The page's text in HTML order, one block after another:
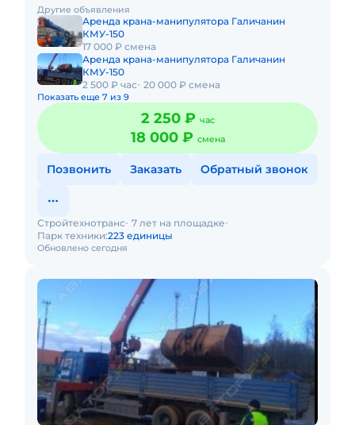
свободна. Техника
Другие объявления
Аренда крана-манипулятора Галичанин
КМУ-150
17 000 ₽ смена
Аренда крана-манипулятора Галичанин
КМУ-150
2 500 ₽ час
20 000 ₽ смена
Показать еще 7 из 9
2 250 ₽ час
18 000 ₽ смена
Позвонить Заказать Обратный звонок
Обновлено сегодня
Стройтехнотранс 7 лет на площадке
Парк техники:223 единицы